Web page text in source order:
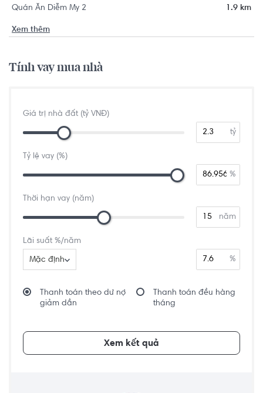
Quán Ăn Diễm My 2 1.9 km
Xem thêm
Tính vay mua nhà
Giá trị nhà đất (tỷ VNĐ)
tỷ
Tỷ lệ vay (%)
%
Thời hạn vay (năm)
năm
Lãi suất %/năm
Mặc định %
Thanh toán theo dư nợ
giảm dần
Thanh toán đều hàng
tháng
Xem kết quả